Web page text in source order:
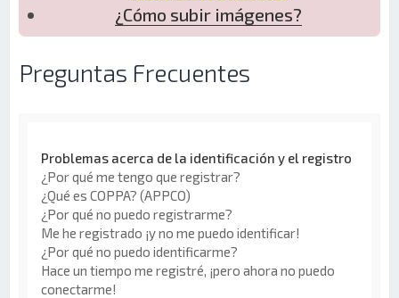
¿Cómo subir imágenes?
Preguntas Frecuentes
Problemas acerca de la identificación y el registro
¿Por qué me tengo que registrar?
¿Qué es COPPA? (APPCO)
¿Por qué no puedo registrarme?
Me he registrado ¡y no me puedo identificar!
¿Por qué no puedo identificarme?
Hace un tiempo me registré, ¡pero ahora no puedo
conectarme!